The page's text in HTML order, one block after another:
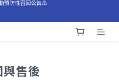
售後